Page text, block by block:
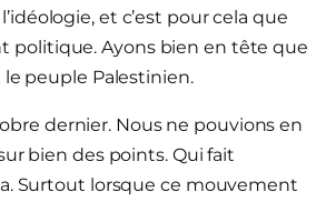
et c’est pour cela que
politique. Ayons bien en tête que
peuple Palestinien.
dernier. Nous ne pouvions en
bien des points. Qui fait
Surtout lorsque ce mouvement